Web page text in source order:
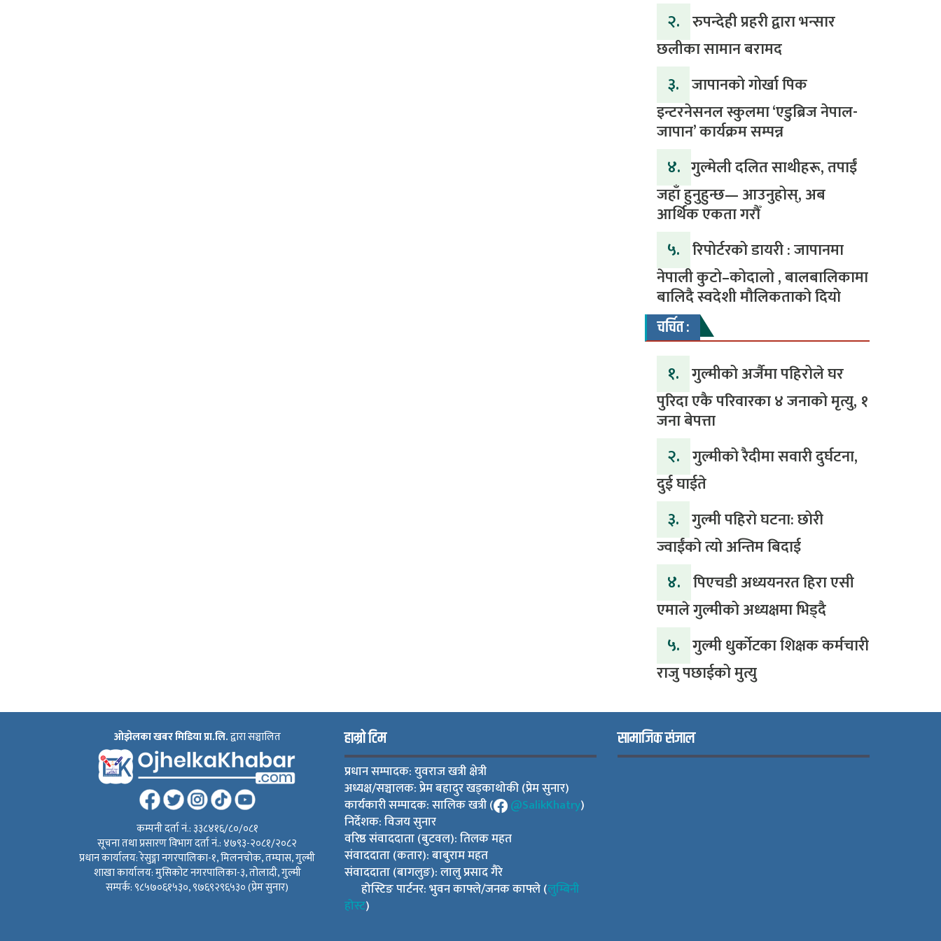
२. रुपन्देही प्रहरी द्वारा भन्सार
छलीका सामान बरामद
३. जापानको गोर्खा पिक
इन्टरनेसनल स्कुलमा ‘एडुब्रिज नेपाल-
जापान’ कार्यक्रम सम्पन्न
४. ​गुल्मेली दलित साथीहरू, तपाईं
जहाँ हुनुहुन्छ— आउनुहोस्, अब
आर्थिक एकता गरौँ
५. रिपोर्टरको डायरी : जापानमा
नेपाली कुटो–कोदालो , बालबालिकामा
बालिदै स्वदेशी मौलिकताको दियो
चर्चित :
१. गुल्मीको अर्जैमा पहिरोले घर
पुरिदा एकै परिवारका ४ जनाको मृत्यु, १
जना बेपत्ता
२. गुल्मीको रैदीमा सवारी दुर्घटना,
दुई घाईते
३. गुल्मी पहिरो घटना: छोरी
ज्वाईंको त्यो अन्तिम बिदाई
४. पिएचडी अध्ययनरत हिरा एसी
एमाले गुल्मीको अध्यक्षमा भिड्दै
५. गुल्मी धुर्कोटका शिक्षक कर्मचारी
राजु पछाईको मुत्यु
ओझेलका खबर मिडिया प्रा.लि.द्वारा सञ्चालित
कम्पनी दर्ता नं.: ३३८४१६/८०/०८१
सूचना तथा प्रसारण विभाग दर्ता नं.: ४७९३-२०८१/२०८२
प्रधान कार्यालय: रेसुङ्गा नगरपालिका-१, मिलनचोक, तम्घास, गुल्मी
शाखा कार्यालय: मुसिकोट नगरपालिका-३, तोलादी, गुल्मी
सम्पर्क: ९८५७०६१५३०, ९७६९२९६५३० (प्रेम सुनार)
हाम्रो टिम
प्रधान सम्पादक: युवराज खत्री क्षेत्री
अध्यक्ष/सञ्चालक: प्रेम बहादुर खड्काथोकी (प्रेम सुनार)
कार्यकारी सम्पादक: सालिक खत्री (
@SalikKhatry)
निर्देशक: विजय सुनार
वरिष्ठ संवाददाता (बुटवल): तिलक महत
संवाददाता (कतार): बाबुराम महत
संवाददाता (बागलुङ): लालु प्रसाद गैरे
होस्टिङ पार्टनर: भुवन काफ्ले/जनक काफ्ले (लुम्बिनी
होस्ट)
सामाजिक संजाल